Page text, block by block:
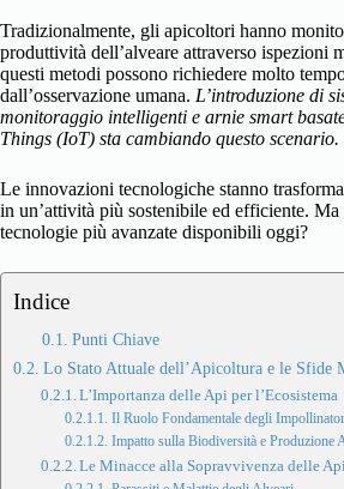
Tradizionalmente, gli apicoltori hanno
produttività dell’alveare attraverso ispezioni
questi metodi possono richiedere molto
dall’osservazione umana. L’introduzione di
monitoraggio intelligenti e arnie smart
Things (IoT) sta cambiando questo scenario.
Le innovazioni tecnologiche stanno
in un’attività più sostenibile ed efficiente.
tecnologie più avanzate disponibili oggi?
Indice
Punti Chiave
Lo Stato Attuale dell’Apicoltura e le Sfide
L’Importanza delle Api per l’Ecosistema
Il Ruolo Fondamentale degli
Impatto sulla Biodiversità e Produzione
Le Minacce alla Sopravvivenza delle Api